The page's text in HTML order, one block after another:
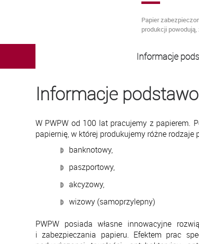
Papier
produkcji
Informacje
Informacje
W PWPW od 100 lat pracujemy z papierem.
papiernię, w której produkujemy różne rodzaje
banknotowy,
paszportowy,
akcyzowy,
wizowy (samoprzylepny)
PWPW posiada własne innowacyjne
i zabezpieczania papieru. Efektem prac